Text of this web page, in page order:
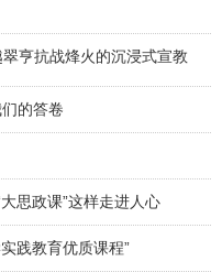
亨抗战烽火的沉浸式宣教
的答卷
思政课”这样走进人心
践教育优质课程”